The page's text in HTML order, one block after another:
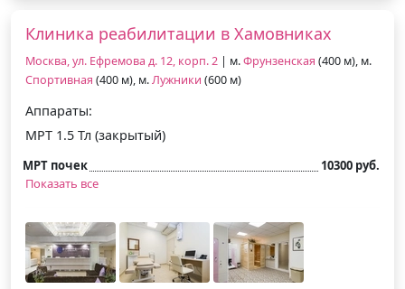
Клиника реабилитации в Хамовниках
Москва, ул. Ефремова д. 12, корп. 2 | м.Фрунзенская (400 м), м.
Спортивная (400 м), м.Лужники (600 м)
Аппараты:
МРТ 1.5 Тл (закрытый)
МРТ почек
10300 руб.
Показать все